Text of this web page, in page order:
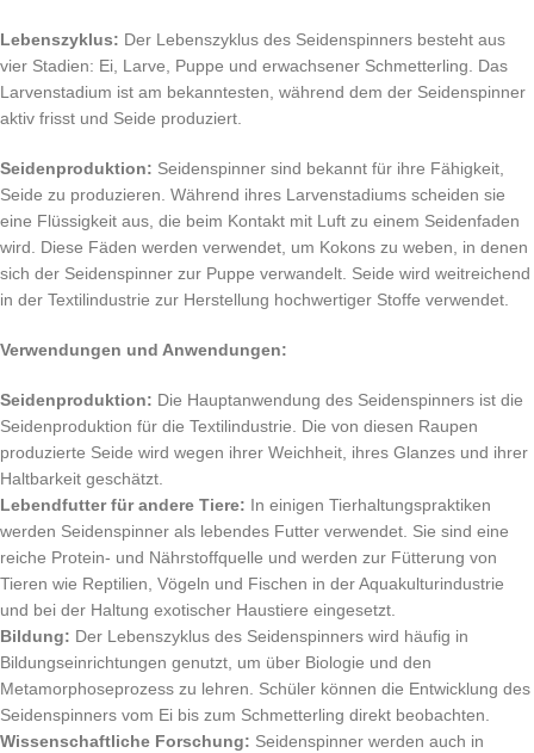
Lebenszyklus: Der Lebenszyklus des Seidenspinners besteht aus
vier Stadien: Ei, Larve, Puppe und erwachsener Schmetterling. Das
Larvenstadium ist am bekanntesten, während dem der Seidenspinner
aktiv frisst und Seide produziert.
Seidenproduktion: Seidenspinner sind bekannt für ihre Fähigkeit,
Seide zu produzieren. Während ihres Larvenstadiums scheiden sie
eine Flüssigkeit aus, die beim Kontakt mit Luft zu einem Seidenfaden
wird. Diese Fäden werden verwendet, um Kokons zu weben, in denen
sich der Seidenspinner zur Puppe verwandelt. Seide wird weitreichend
in der Textilindustrie zur Herstellung hochwertiger Stoffe verwendet.
Verwendungen und Anwendungen:
Seidenproduktion: Die Hauptanwendung des Seidenspinners ist die
Seidenproduktion für die Textilindustrie. Die von diesen Raupen
produzierte Seide wird wegen ihrer Weichheit, ihres Glanzes und ihrer
Haltbarkeit geschätzt.
Lebendfutter für andere Tiere: In einigen Tierhaltungspraktiken
werden Seidenspinner als lebendes Futter verwendet. Sie sind eine
reiche Protein- und Nährstoffquelle und werden zur Fütterung von
Tieren wie Reptilien, Vögeln und Fischen in der Aquakulturindustrie
und bei der Haltung exotischer Haustiere eingesetzt.
Bildung: Der Lebenszyklus des Seidenspinners wird häufig in
Bildungseinrichtungen genutzt, um über Biologie und den
Metamorphoseprozess zu lehren. Schüler können die Entwicklung des
Seidenspinners vom Ei bis zum Schmetterling direkt beobachten.
Wissenschaftliche Forschung: Seidenspinner werden auch in